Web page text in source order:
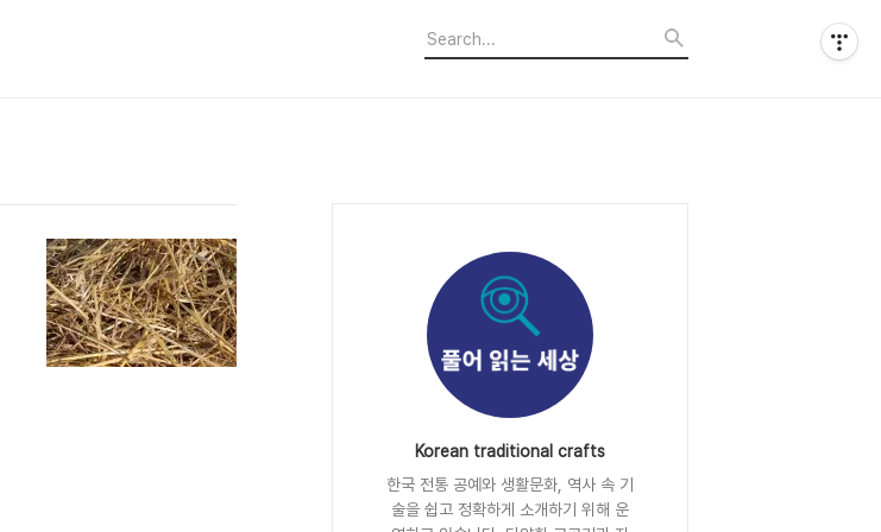
Korean traditional crafts
한국 전통 공예와 생활문화, 역사 속 기
술을 쉽고 정확하게 소개하기 위해 운